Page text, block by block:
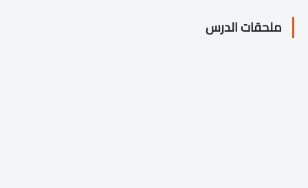
ملحقات الدرس